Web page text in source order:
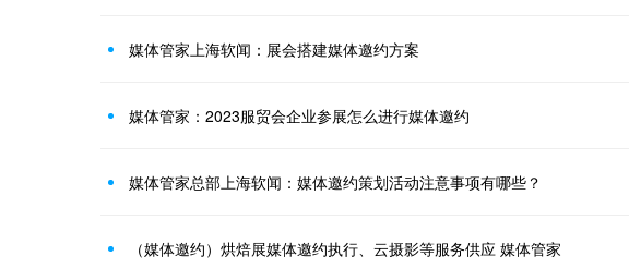
媒体管家上海软闻：展会搭建媒体邀约方案
媒体管家：2023服贸会企业参展怎么进行媒体邀约
媒体管家总部上海软闻：媒体邀约策划活动注意事项有哪些？
（媒体邀约）烘焙展媒体邀约执行、云摄影等服务供应 媒体管家